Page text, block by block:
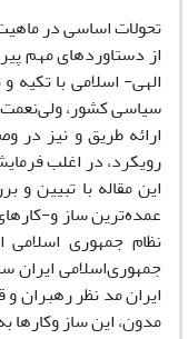
تحولات اساسی در
از دستاوردهای مهم
الهی- اسلامی با
سیاسی کشور، ولی‌نعمت
ارائه طریق و نیز در
رویکرد، در اغلب
این مقاله با تبیین
عمده‌ترین ساز و-
نظام جمهوری
جمهوری‌اسلامی ایران
ایران مد نظر رهبران
مدون، این ساز وکارها